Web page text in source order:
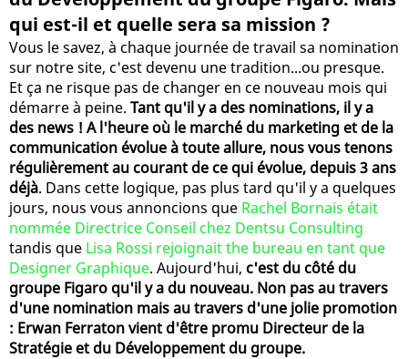
qui est-il et quelle sera sa mission ?
Vous le savez, à chaque journée de travail sa nomination
sur notre site, c'est devenu une tradition...ou presque.
Et ça ne risque pas de changer en ce nouveau mois qui
démarre à peine. Tant qu'il y a des nominations, il y a
des news ! A l'heure où le marché du marketing et de la
communication évolue à toute allure, nous vous tenons
régulièrement au courant de ce qui évolue, depuis 3 ans
déjà. Dans cette logique, pas plus tard qu'il y a quelques
jours, nous vous annoncions que Rachel Bornais était
nommée Directrice Conseil chez Dentsu Consulting
tandis que Lisa Rossi rejoignait the bureau en tant que
Designer Graphique. Aujourd'hui, c'est du côté du
groupe Figaro qu'il y a du nouveau. Non pas au travers
d'une nomination mais au travers d'une jolie promotion
: Erwan Ferraton vient d'être promu Directeur de la
Stratégie et du Développement du groupe.